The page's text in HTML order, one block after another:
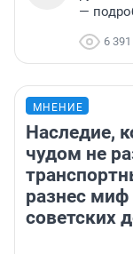
—
6 391
МНЕНИЕ
Наследие,
чудом не
разнес миф
советских